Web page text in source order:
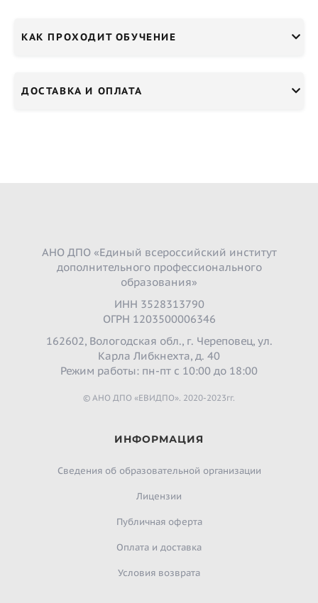
КАК ПРОХОДИТ ОБУЧЕНИЕ
ДОСТАВКА И ОПЛАТА
АНО ДПО «Единый всероссийский институт
дополнительного профессионального
образования»
ИНН 3528313790
ОГРН 1203500006346
162602, Вологодская обл., г. Череповец, ул.
Карла Либкнехта, д. 40
Режим работы: пн-пт с 10:00 до 18:00
© АНО ДПО «ЕВИДПО». 2020-2023гг.
ИНФОРМАЦИЯ
Сведения об образовательной организации
Лицензии
Публичная оферта
Оплата и доставка
Условия возврата